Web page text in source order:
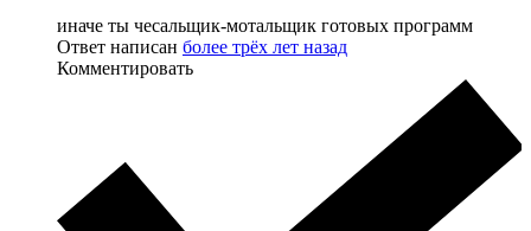
иначе ты чесальщик-мотальщик готовых программ
Ответ написан более трёх лет назад
Комментировать